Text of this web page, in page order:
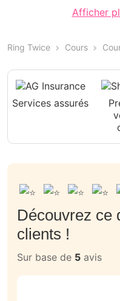
Afficher
Ring Twice Cours
Services assurés
Découvrez ce
clients !
Sur base de 5 avis